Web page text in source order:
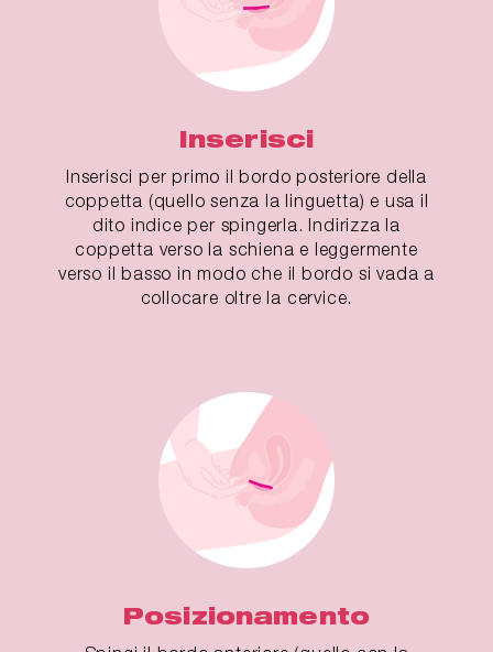
Inserisci
Inserisci per primo il bordo posteriore della
coppetta (quello senza la linguetta) e usa il
dito indice per spingerla. Indirizza la
coppetta verso la schiena e leggermente
verso il basso in modo che il bordo si vada a
collocare oltre la cervice.
Posizionamento